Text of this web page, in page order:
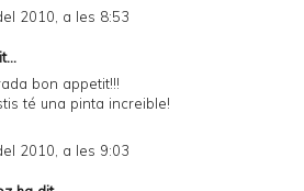
2010, a les 8:53
bon appetit!!!
té una pinta increible!
2010, a les 9:03